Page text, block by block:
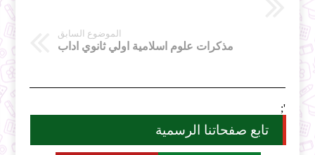
الموضوع السابق
مذكرات علوم اسلامية اولي ثانوي اداب
';
تابع صفحاتنا الرسمية